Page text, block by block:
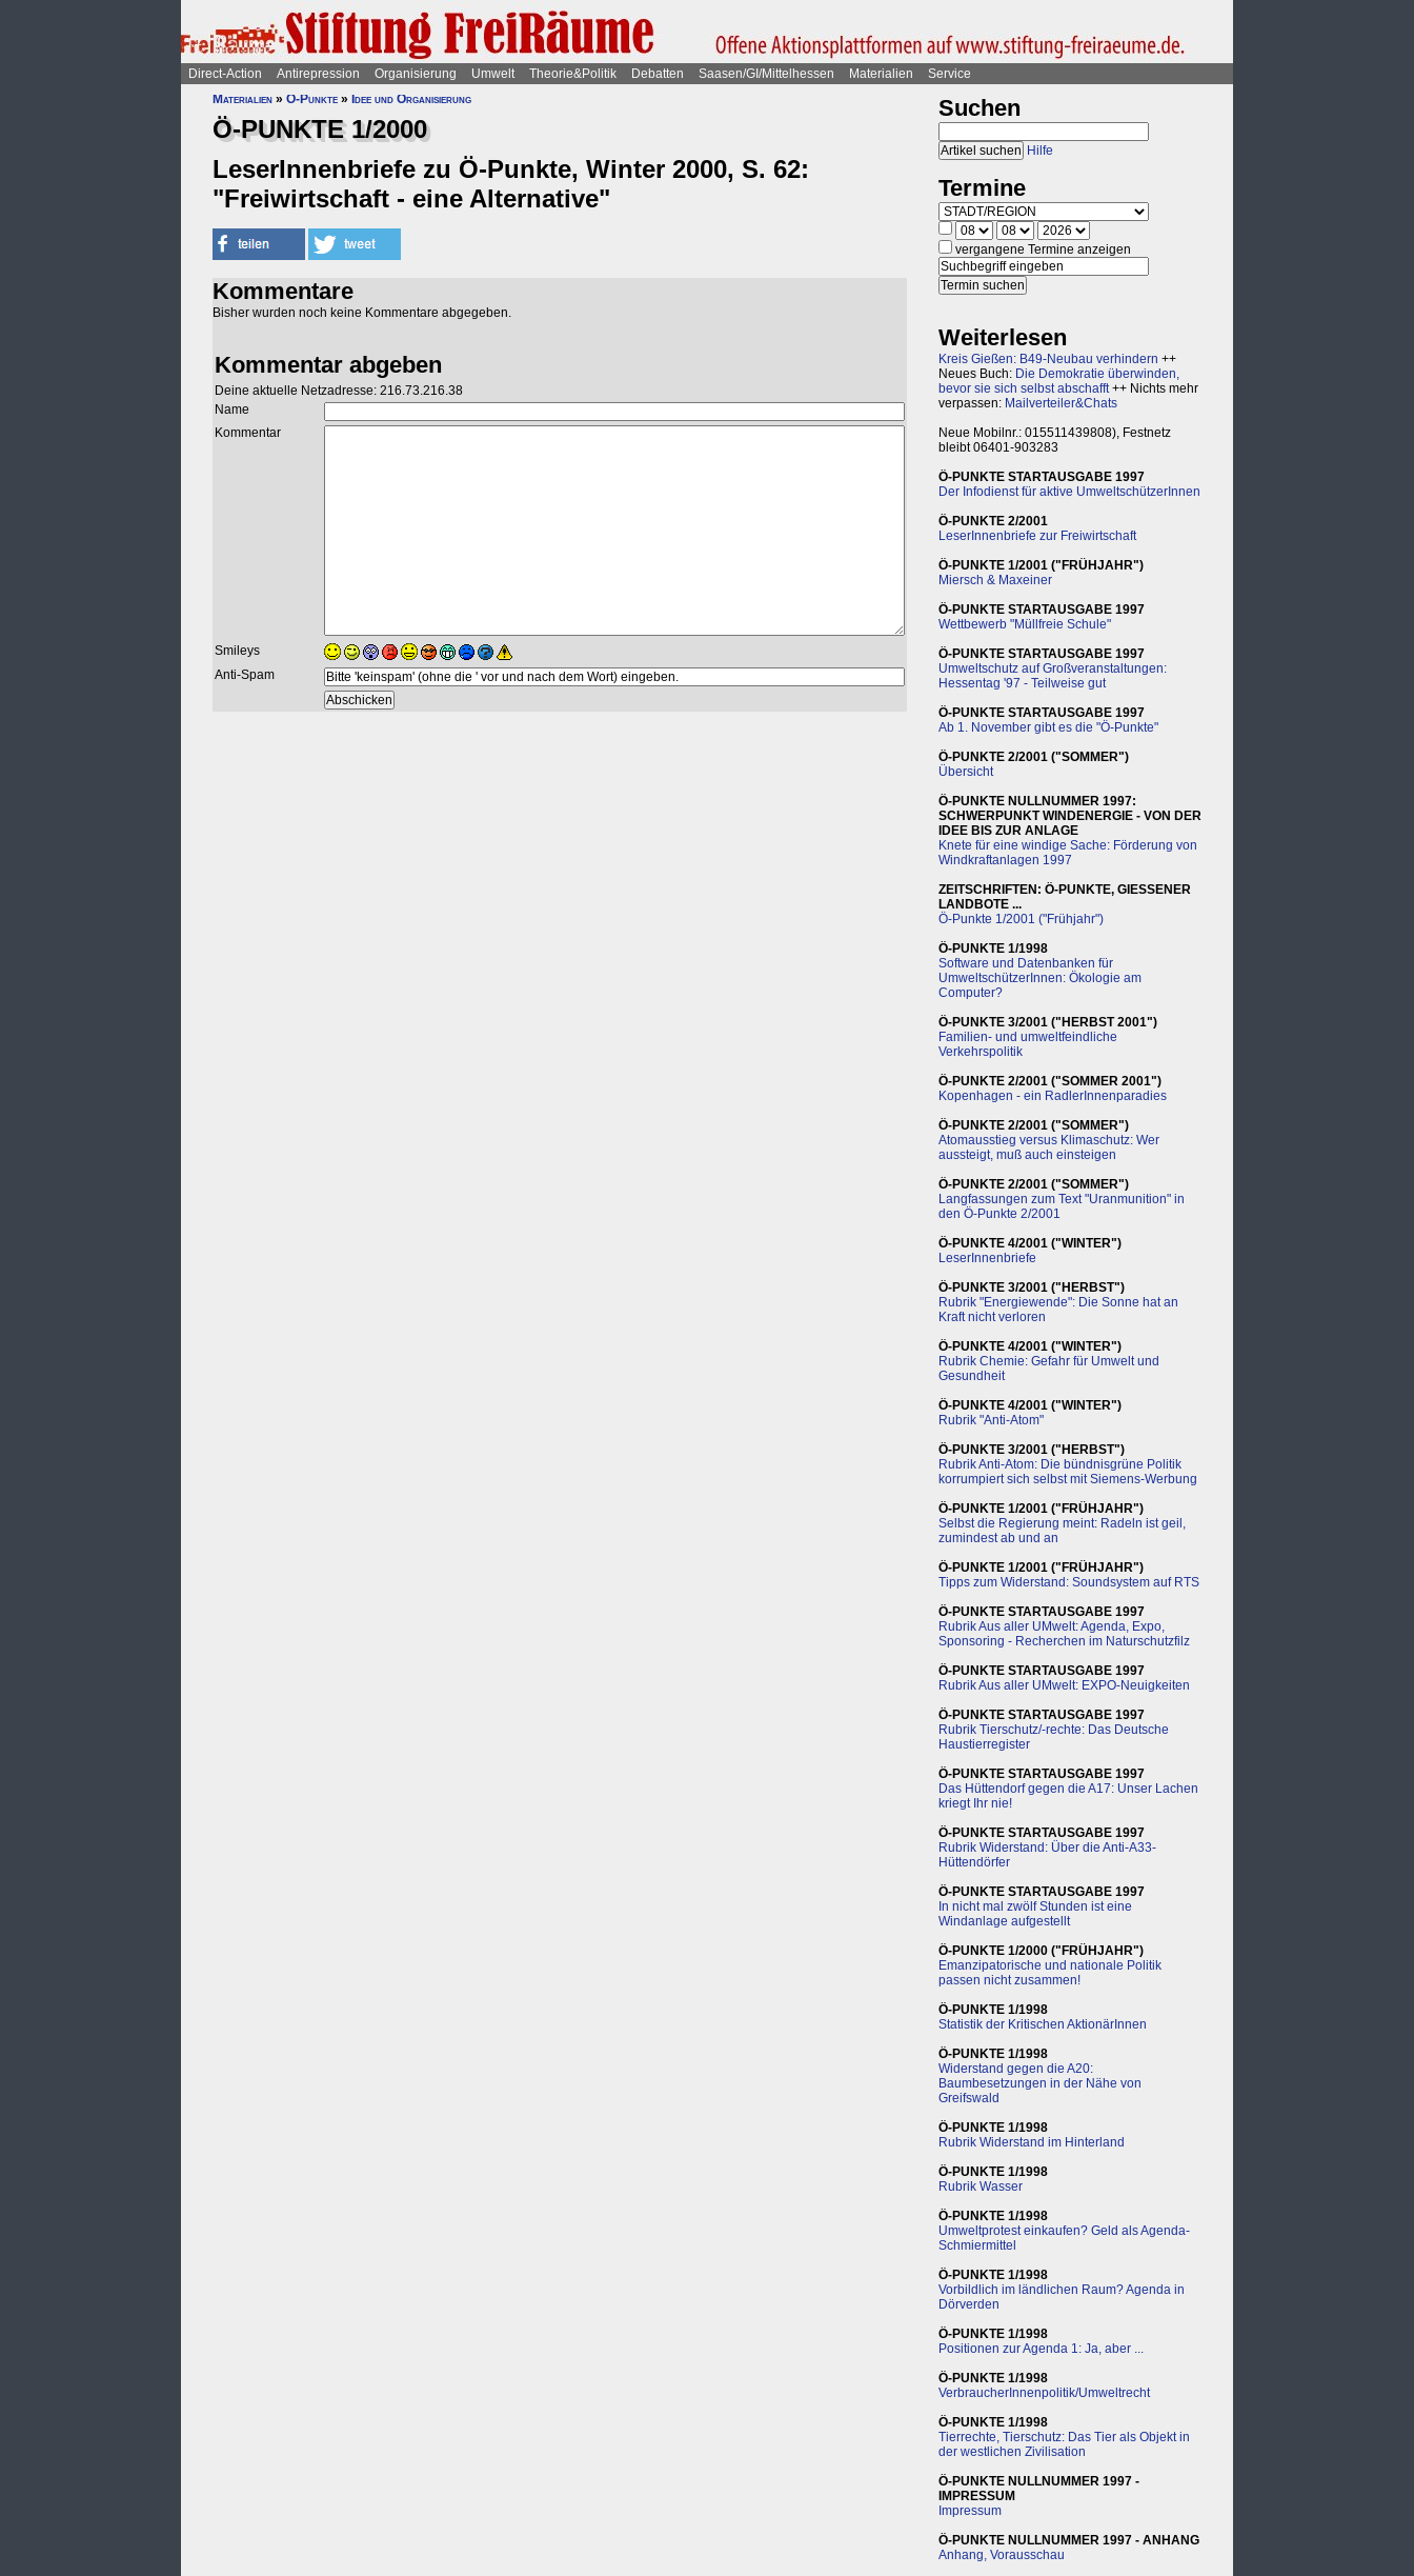
Direct-Action Antirepression Organisierung Umwelt Theorie&Politik Debatten Saasen/GI/Mittelhessen Materialien
Service
Materialien » Ö-Punkte » Idee und Organisierung
Ö-PUNKTE 1/2000
LeserInnenbriefe zu Ö-Punkte, Winter 2000, S. 62:
"Freiwirtschaft - eine Alternative"
Kommentare
Bisher wurden noch keine Kommentare abgegeben.
Kommentar abgeben
Deine aktuelle Netzadresse: 216.73.216.38
Name
Kommentar
Smileys
Anti-Spam
Suchen
Hilfe
Termine
vergangene Termine anzeigen
Weiterlesen
Kreis Gießen: B49-Neubau verhindern ++
Neues Buch: Die Demokratie überwinden,
bevor sie sich selbst abschafft++ Nichts mehr
verpassen: Mailverteiler&Chats
Neue Mobilnr.: 015511439808), Festnetz
bleibt 06401-903283
Ö-PUNKTE STARTAUSGABE 1997
Der Infodienst für aktive UmweltschützerInnen
Ö-PUNKTE 2/2001
LeserInnenbriefe zur Freiwirtschaft
Ö-PUNKTE 1/2001 ("FRÜHJAHR")
Miersch & Maxeiner
Ö-PUNKTE STARTAUSGABE 1997
Wettbewerb "Müllfreie Schule"
Ö-PUNKTE STARTAUSGABE 1997
Umweltschutz auf Großveranstaltungen:
Hessentag '97 - Teilweise gut
Ö-PUNKTE STARTAUSGABE 1997
Ab 1. November gibt es die "Ö-Punkte"
Ö-PUNKTE 2/2001 ("SOMMER")
Übersicht
Ö-PUNKTE NULLNUMMER 1997:
SCHWERPUNKT WINDENERGIE - VON DER
IDEE BIS ZUR ANLAGE
Knete für eine windige Sache: Förderung von
Windkraftanlagen 1997
ZEITSCHRIFTEN: Ö-PUNKTE, GIESSENER
LANDBOTE ...
Ö-Punkte 1/2001 ("Frühjahr")
Ö-PUNKTE 1/1998
Software und Datenbanken für
UmweltschützerInnen: Ökologie am
Computer?
Ö-PUNKTE 3/2001 ("HERBST 2001")
Familien- und umweltfeindliche
Verkehrspolitik
Ö-PUNKTE 2/2001 ("SOMMER 2001")
Kopenhagen - ein RadlerInnenparadies
Ö-PUNKTE 2/2001 ("SOMMER")
Atomausstieg versus Klimaschutz: Wer
aussteigt, muß auch einsteigen
Ö-PUNKTE 2/2001 ("SOMMER")
Langfassungen zum Text "Uranmunition" in
den Ö-Punkte 2/2001
Ö-PUNKTE 4/2001 ("WINTER")
LeserInnenbriefe
Ö-PUNKTE 3/2001 ("HERBST")
Rubrik "Energiewende": Die Sonne hat an
Kraft nicht verloren
Ö-PUNKTE 4/2001 ("WINTER")
Rubrik Chemie: Gefahr für Umwelt und
Gesundheit
Ö-PUNKTE 4/2001 ("WINTER")
Rubrik "Anti-Atom"
Ö-PUNKTE 3/2001 ("HERBST")
Rubrik Anti-Atom: Die bündnisgrüne Politik
korrumpiert sich selbst mit Siemens-Werbung
Ö-PUNKTE 1/2001 ("FRÜHJAHR")
Selbst die Regierung meint: Radeln ist geil,
zumindest ab und an
Ö-PUNKTE 1/2001 ("FRÜHJAHR")
Tipps zum Widerstand: Soundsystem auf RTS
Ö-PUNKTE STARTAUSGABE 1997
Rubrik Aus aller UMwelt: Agenda, Expo,
Sponsoring - Recherchen im Naturschutzfilz
Ö-PUNKTE STARTAUSGABE 1997
Rubrik Aus aller UMwelt: EXPO-Neuigkeiten
Ö-PUNKTE STARTAUSGABE 1997
Rubrik Tierschutz/-rechte: Das Deutsche
Haustierregister
Ö-PUNKTE STARTAUSGABE 1997
Das Hüttendorf gegen die A17: Unser Lachen
kriegt Ihr nie!
Ö-PUNKTE STARTAUSGABE 1997
Rubrik Widerstand: Über die Anti-A33-
Hüttendörfer
Ö-PUNKTE STARTAUSGABE 1997
In nicht mal zwölf Stunden ist eine
Windanlage aufgestellt
Ö-PUNKTE 1/2000 ("FRÜHJAHR")
Emanzipatorische und nationale Politik
passen nicht zusammen!
Ö-PUNKTE 1/1998
Statistik der Kritischen AktionärInnen
Ö-PUNKTE 1/1998
Widerstand gegen die A20:
Baumbesetzungen in der Nähe von
Greifswald
Ö-PUNKTE 1/1998
Rubrik Widerstand im Hinterland
Ö-PUNKTE 1/1998
Rubrik Wasser
Ö-PUNKTE 1/1998
Umweltprotest einkaufen? Geld als Agenda-
Schmiermittel
Ö-PUNKTE 1/1998
Vorbildlich im ländlichen Raum? Agenda in
Dörverden
Ö-PUNKTE 1/1998
Positionen zur Agenda 1: Ja, aber ...
Ö-PUNKTE 1/1998
VerbraucherInnenpolitik/Umweltrecht
Ö-PUNKTE 1/1998
Tierrechte, Tierschutz: Das Tier als Objekt in
der westlichen Zivilisation
Ö-PUNKTE NULLNUMMER 1997 -
IMPRESSUM
Impressum
Ö-PUNKTE NULLNUMMER 1997 - ANHANG
Anhang, Vorausschau